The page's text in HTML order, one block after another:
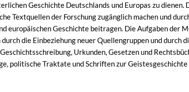
Geschichte Deutschlands und Europas zu
Textquellen der Forschung zugänglich machen und
europäischen Geschichte beitragen. Die Aufgaben der
durch die Einbeziehung neuer Quellengruppen und
Urkunden, Gesetzen und
politische Traktate und Schriften zur Geistesgeschichte